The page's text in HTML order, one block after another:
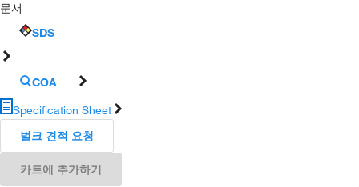
문서
SDS
COA
Specification Sheet
벌크 견적 요청
카트에 추가하기